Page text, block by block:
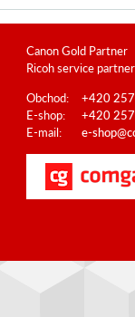
Canon Gold Partner
Ricoh service partner
Obchod:
+420
E-shop:
+420
E-mail:
e-